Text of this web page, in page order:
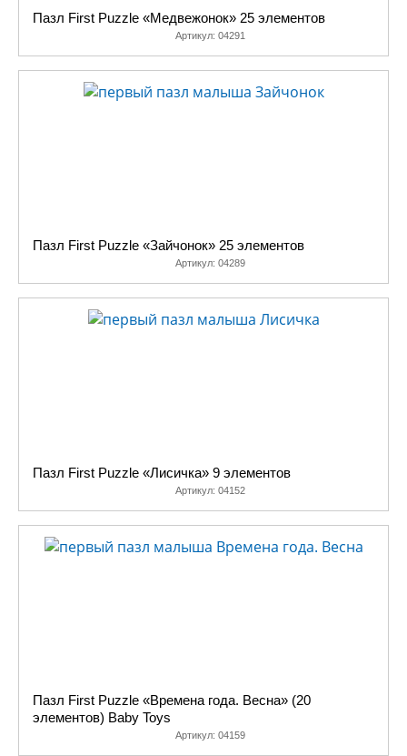
Пазл First Puzzle «Медвежонок» 25 элементов
Артикул: 04291
Пазл First Puzzle «Зайчонок» 25 элементов
Артикул: 04289
Пазл First Puzzle «Лисичка» 9 элементов
Артикул: 04152
Пазл First Puzzle «Времена года. Весна» (20
элементов) Baby Toys
Артикул: 04159